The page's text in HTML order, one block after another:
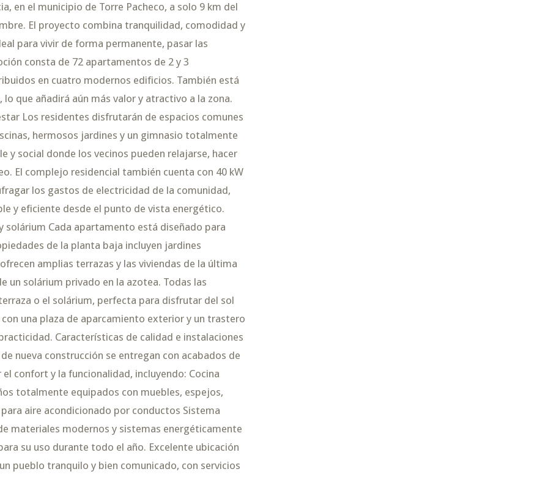
en el municipio de Torre Pacheco, a solo 9 km del
El proyecto combina tranquilidad, comodidad y
para vivir de forma permanente, pasar las
consta de 72 apartamentos de 2 y 3
en cuatro modernos edificios. También está
que añadirá aún más valor y atractivo a la zona.
Los residentes disfrutarán de espacios comunes
hermosos jardines y un gimnasio totalmente
y social donde los vecinos pueden relajarse, hacer
El complejo residencial también cuenta con 40 kW
los gastos de electricidad de la comunidad,
y eficiente desde el punto de vista energético.
Cada apartamento está diseñado para
de la planta baja incluyen jardines
amplias terrazas y las viviendas de la última
un solárium privado en la azotea. Todas las
o el solárium, perfecta para disfrutar del sol
una plaza de aparcamiento exterior y un trastero
Características de calidad e instalaciones
nueva construcción se entregan con acabados de
confort y la funcionalidad, incluyendo: Cocina
totalmente equipados con muebles, espejos,
aire acondicionado por conductos Sistema
materiales modernos y sistemas energéticamente
su uso durante todo el año. Excelente ubicación
pueblo tranquilo y bien comunicado, con servicios